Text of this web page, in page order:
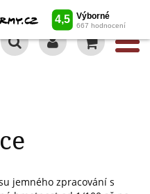
jemného zpracování s